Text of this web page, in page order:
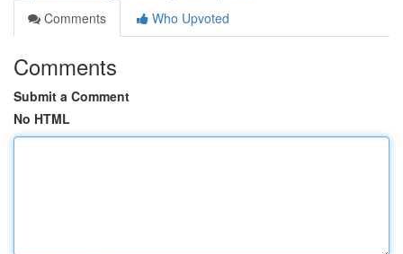
Comments
Who Upvoted
Comments
Submit a Comment
No HTML